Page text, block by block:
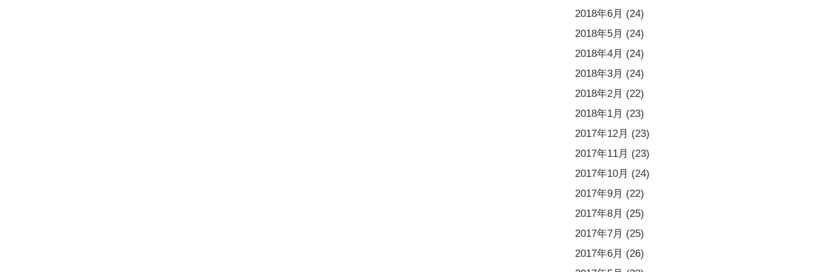
2018年6月 (24)
2018年5月 (24)
2018年4月 (24)
2018年3月 (24)
2018年2月 (22)
2018年1月 (23)
2017年12月 (23)
2017年11月 (23)
2017年10月 (24)
2017年9月 (22)
2017年8月 (25)
2017年7月 (25)
2017年6月 (26)